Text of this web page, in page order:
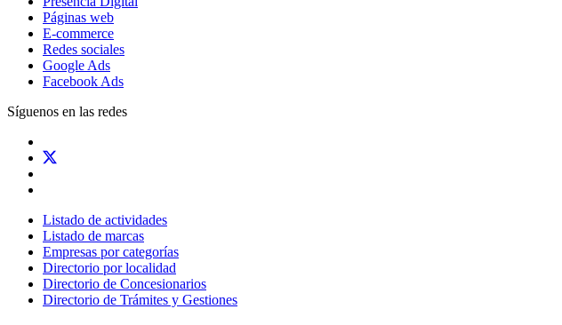
Páginas web
E-commerce
Redes sociales
Google Ads
Facebook Ads
Síguenos en las redes
Listado de actividades
Listado de marcas
Empresas por categorías
Directorio por localidad
Directorio de Concesionarios
Directorio de Trámites y Gestiones